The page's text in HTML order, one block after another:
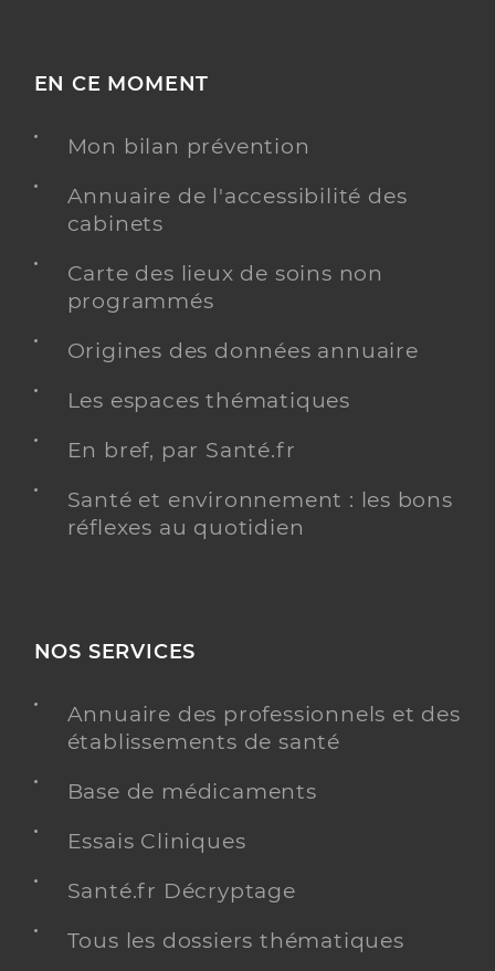
EN CE MOMENT
Mon bilan prévention
Annuaire de l'accessibilité des
cabinets
Carte des lieux de soins non
programmés
Origines des données annuaire
Les espaces thématiques
En bref, par Santé.fr
Santé et environnement : les bons
réflexes au quotidien
NOS SERVICES
Annuaire des professionnels et des
établissements de santé
Base de médicaments
Essais Cliniques
Santé.fr Décryptage
Tous les dossiers thématiques